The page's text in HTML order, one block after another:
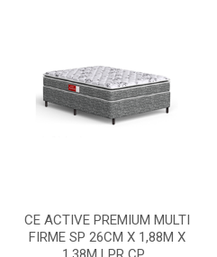
CE ACTIVE PREMIUM MULTI
FIRME SP 26CM X 1,88M X